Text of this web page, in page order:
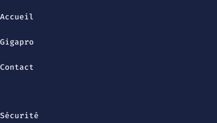
Accueil
Gigapro
Contact
Sécurité